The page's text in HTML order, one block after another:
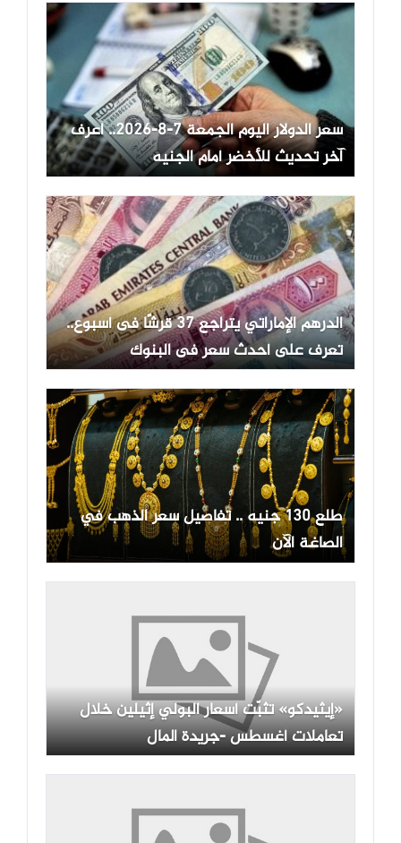
سعر الدولار اليوم الجمعة 7-8-2026.. اعرف
آخر تحديث للأخضر أمام الجنيه
الدرهم الإماراتي يتراجع 37 قرشًا فى أسبوع..
تعرف على أحدث سعر فى البنوك
طلع 130 جنيه .. تفاصيل سعر الذهب في
الصاغة الآن
«إيثيدكو» تثبّت أسعار البولي إثيلين خلال
تعاملات أغسطس -جريدة المال